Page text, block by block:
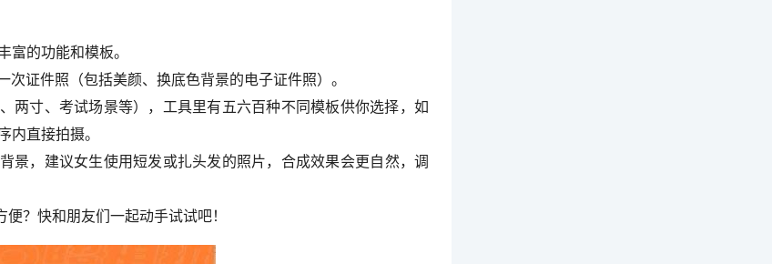
富的功能和模板。
次证件照（包括美颜、换底色背景的电子证件照）。
两寸、考试场景等），工具里有五六百种不同模板供你选择，如
内直接拍摄。
景，建议女生使用短发或扎头发的照片，合成效果会更自然，调
？快和朋友们一起动手试试吧！